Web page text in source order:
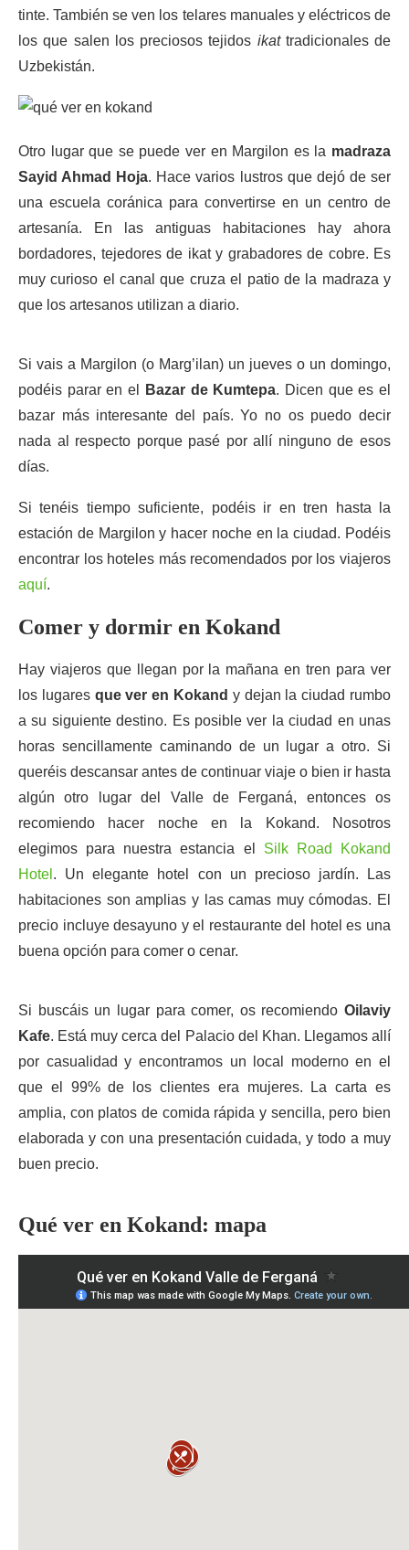
tinte. También se ven los telares manuales y eléctricos de
los que salen los preciosos tejidos ikattradicionales de
Uzbekistán.
Otro lugar que se puede ver en Margilon es la madraza
Sayid Ahmad Hoja. Hace varios lustros que dejó de ser
una escuela coránica para convertirse en un centro de
artesanía. En las antiguas habitaciones hay ahora
bordadores, tejedores de ikat y grabadores de cobre. Es
muy curioso el canal que cruza el patio de la madraza y
que los artesanos utilizan a diario.
Si vais a Margilon (o Marg’ilan) un jueves o un domingo,
podéis parar en el
Bazar de Kumtepa. Dicen que es el
bazar más interesante del país. Yo no os puedo decir
nada al respecto porque pasé por allí ninguno de esos
días.
Si tenéis tiempo suficiente, podéis ir en tren hasta la
estación de Margilon y hacer noche en la ciudad. Podéis
encontrar los hoteles más recomendados por los viajeros
aquí.
Comer y dormir en Kokand
Hay viajeros que llegan por la mañana en tren para ver
los lugares que ver en Kokand y dejan la ciudad rumbo
a su siguiente destino. Es posible ver la ciudad en unas
horas sencillamente caminando de un lugar a otro. Si
queréis descansar antes de continuar viaje o bien ir hasta
algún otro lugar del Valle de Ferganá, entonces os
recomiendo hacer noche en la Kokand. Nosotros
elegimos para nuestra estancia el Silk Road Kokand
Hotel . Un elegante hotel con un precioso jardín. Las
habitaciones son amplias y las camas muy cómodas. El
precio incluye desayuno y el restaurante del hotel es una
buena opción para comer o cenar.
Si buscáis un lugar para comer, os recomiendo Oilaviy
Kafe. Está muy cerca del Palacio del Khan. Llegamos allí
por casualidad y encontramos un local moderno en el
que el 99% de los clientes era mujeres. La carta es
amplia, con platos de comida rápida y sencilla, pero bien
elaborada y con una presentación cuidada, y todo a muy
buen precio.
Qué ver en Kokand: mapa